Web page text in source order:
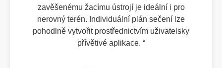
zavěšenému žacímu ústrojí je ideální i pro
nerovný terén. Individuální plán sečení lze
pohodlně vytvořit prostřednictvím uživatelsky
přívětivé aplikace.